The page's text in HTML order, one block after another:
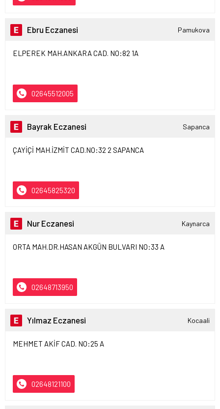
Ebru Eczanesi Pamukova
ELPEREK MAH.ANKARA CAD. NO:82 1A
02645512005
Bayrak Eczanesi Sapanca
ÇAYİÇİ MAH.İZMİT CAD.NO:32 2 SAPANCA
02645825320
Nur Eczanesi Kaynarca
ORTA MAH.DR.HASAN AKGÜN BULVARI NO:33 A
02648713950
Yılmaz Eczanesi Kocaali
MEHMET AKİF CAD. NO:25 A
02648121100